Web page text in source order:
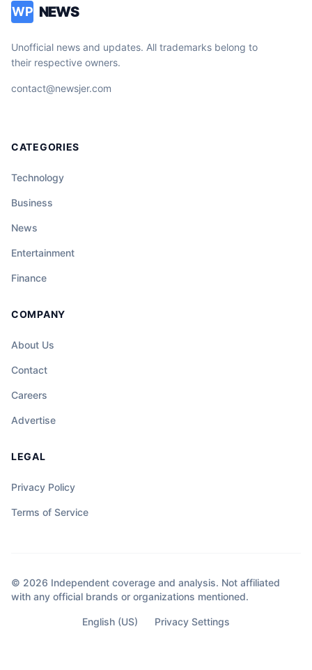
WP NEWS
Unofficial news and updates. All trademarks belong to
their respective owners.
contact@newsjer.com
CATEGORIES
Technology
Business
News
Entertainment
Finance
COMPANY
About Us
Contact
Careers
Advertise
LEGAL
Privacy Policy
Terms of Service
© 2026 Independent coverage and analysis. Not affiliated
with any official brands or organizations mentioned.
English (US) Privacy Settings